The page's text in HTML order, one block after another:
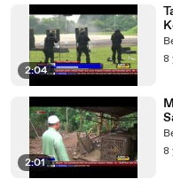
2:04
8
2:01
8